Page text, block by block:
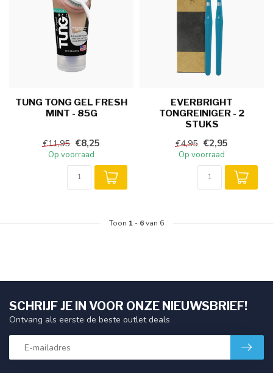
TUNG TONG GEL FRESH
MINT - 85G
€11,95 €8,25
Op voorraad
EVERBRIGHT
TONGREINIGER - 2
STUKS
€4,95 €2,95
Op voorraad
Toon 1 - 6van 6
SCHRIJF JE IN VOOR ONZE NIEUWSBRIEF!
Ontvang als eerste de beste outlet deals